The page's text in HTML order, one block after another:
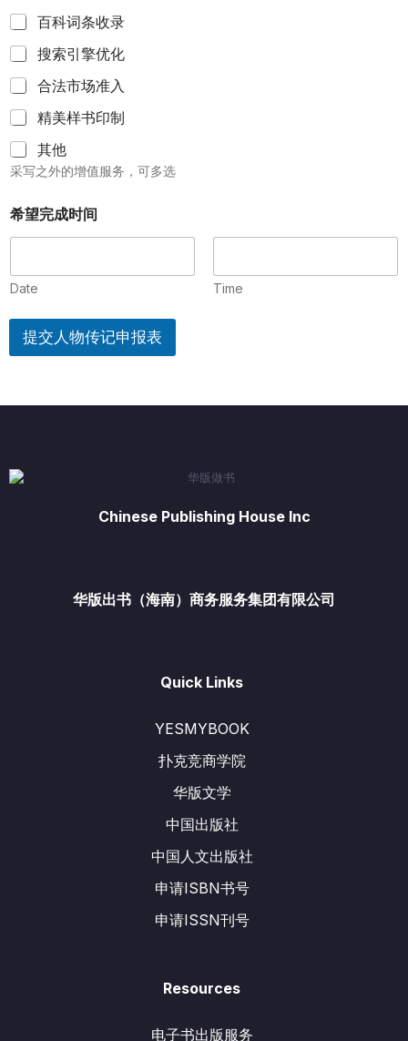
百科词条收录
搜索引擎优化
合法市场准入
精美样书印制
其他
采写之外的增值服务，可多选
希望完成时间
Date Time
提交人物传记申报表
Chinese Publishing House Inc
华版出书（海南）商务服务集团有限公司
Quick Links
YESMYBOOK
扑克竞商学院
华版文学
中国出版社
中国人文出版社
申请ISBN书号
申请ISSN刊号
Resources
电子书出版服务